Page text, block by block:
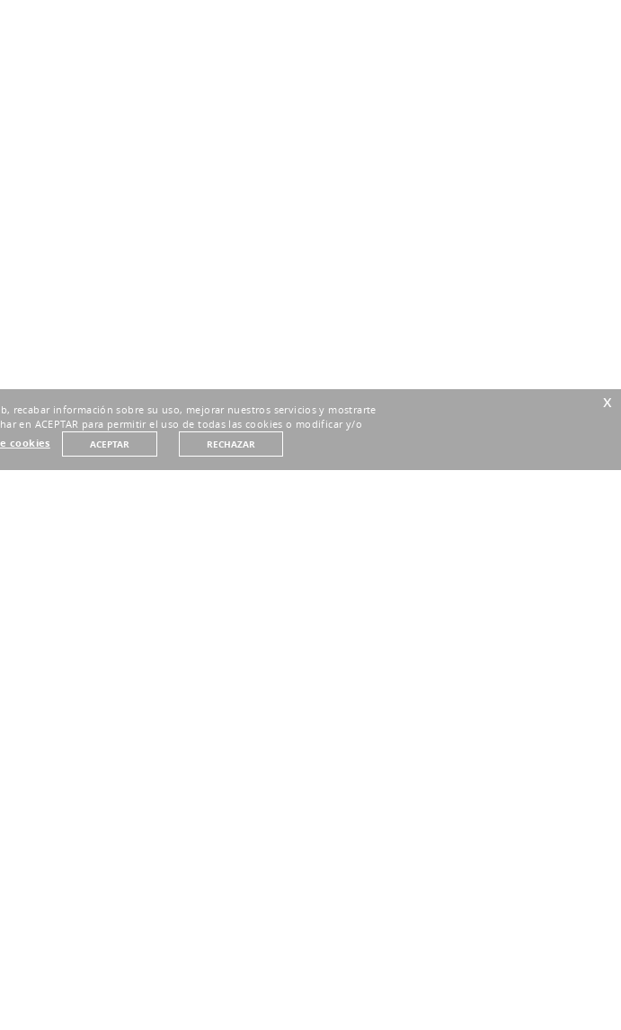
x
recabar información sobre su uso, mejorar nuestros servicios y mostrarte
en ACEPTAR para permitir el uso de todas las cookies o modificar y/o
cookies ACEPTAR RECHAZAR